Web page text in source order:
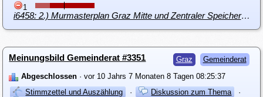
1
i6458: 2.) Murmasterplan Graz Mitte und Zentraler Speicherkanal
Graz Gemeinderat
Meinungsbild Gemeinderat #3351
Abgeschlossen · vor 10 Jahrs 7 Monaten 8 Tagen 08:25:37
Stimmzettel und Auszählung
· Diskussion zum Thema
·